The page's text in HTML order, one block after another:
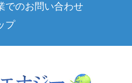
でのお問い合わせ
プ